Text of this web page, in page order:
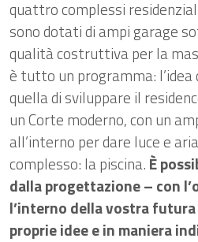
quattro complessi
sono dotati di ampi garage
qualità costruttiva per la
è tutto un programma:
quella di sviluppare il
un Corte moderno, con un
all’interno per dare luce e
complesso: la piscina. È
dalla progettazione – con
l’interno della vostra futura
proprie idee e in maniera